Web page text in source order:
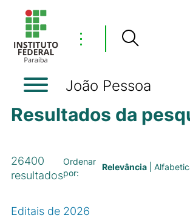
⋮
João Pessoa
Resultados da
26400
resultados
Ordenar
por:
Relevância
Editais de 2026